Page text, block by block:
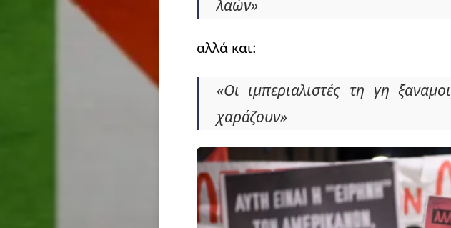
λαών»
αλλά και:
«Οι ιμπεριαλιστές τη γη
χαράζουν»